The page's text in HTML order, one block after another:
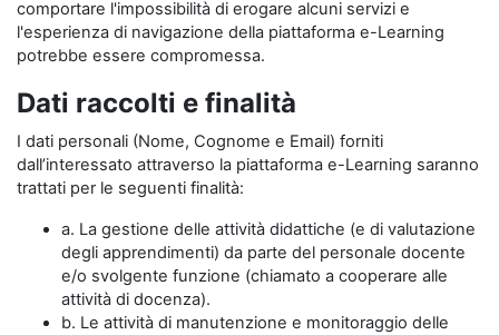
comportare l'impossibilità di erogare alcuni servizi e
l'esperienza di navigazione della piattaforma e-Learning
potrebbe essere compromessa.
Dati raccolti e finalità
I dati personali (Nome, Cognome e Email) forniti
dall’interessato attraverso la piattaforma e-Learning saranno
trattati per le seguenti finalità:
a. La gestione delle attività didattiche (e di valutazione
degli apprendimenti) da parte del personale docente
e/o svolgente funzione (chiamato a cooperare alle
attività di docenza).
b. Le attività di manutenzione e monitoraggio delle